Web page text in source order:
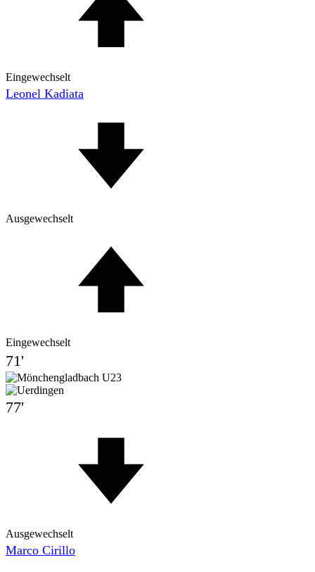
Eingewechselt
Leonel Kadiata
Ausgewechselt
Eingewechselt
71'
77'
Ausgewechselt
Marco Cirillo